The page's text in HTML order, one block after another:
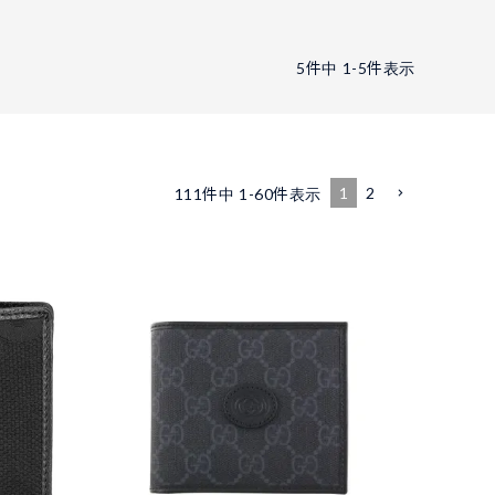
5件中 1 -5件表示
111件中 1 -60件表示 1 2